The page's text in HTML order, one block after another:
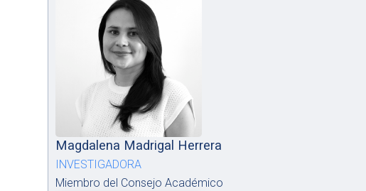
Magdalena Madrigal Herrera
INVESTIGADORA
Miembro del Consejo Académico